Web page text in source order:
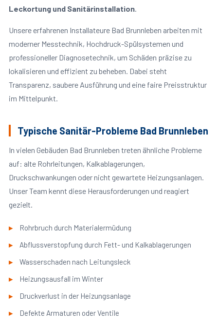
Leckortung und Sanitärinstallation.
Unsere erfahrenen Installateure Bad Brunnleben arbeiten mit
moderner Messtechnik, Hochdruck-Spülsystemen und
professioneller Diagnosetechnik, um Schäden präzise zu
lokalisieren und effizient zu beheben. Dabei steht
Transparenz, saubere Ausführung und eine faire Preisstruktur
im Mittelpunkt.
Typische Sanitär-Probleme Bad Brunnleben
In vielen Gebäuden Bad Brunnleben treten ähnliche Probleme
auf: alte Rohrleitungen, Kalkablagerungen,
Druckschwankungen oder nicht gewartete Heizungsanlagen.
Unser Team kennt diese Herausforderungen und reagiert
gezielt.
Rohrbruch durch Materialermüdung
Abflussverstopfung durch Fett- und Kalkablagerungen
Wasserschaden nach Leitungsleck
Heizungsausfall im Winter
Druckverlust in der Heizungsanlage
Defekte Armaturen oder Ventile